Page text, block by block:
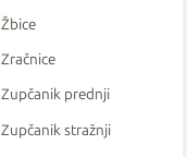
Žbice
Zračnice
Zupčanik prednji
Zupčanik stražnji